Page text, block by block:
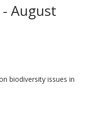
August
biodiversity issues in